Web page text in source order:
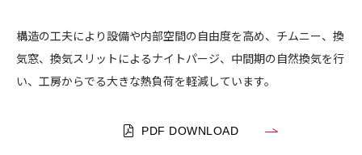
構造の工夫により設備や内部空間の自由度を高め、チムニー、換
気窓、換気スリットによるナイトパージ、中間期の自然換気を行
い、工房からでる大きな熱負荷を軽減しています。
PDF DOWNLOAD